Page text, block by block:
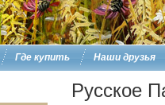
Где купить Наши друзья
Русское